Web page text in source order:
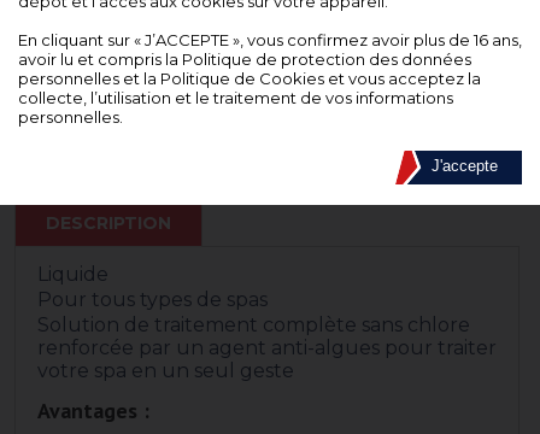
En cliquant sur « J’ACCEPTE », vous confirmez avoir plus de 16 ans,
avoir lu et compris la Politique de protection des données
personnelles et la Politique de Cookies et vous acceptez la
collecte, l’utilisation et le traitement de vos informations
personnelles.
J'accepte
DESCRIPTION
Liquide
Pour tous types de spas
Solution de traitement complète sans chlore
renforcée par un agent anti-algues pour traiter
votre spa en un seul geste
Avantages :